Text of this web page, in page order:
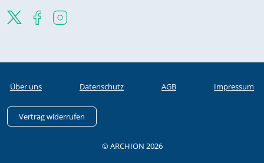
Über uns Datenschutz AGB Impressum
Vertrag widerrufen
© ARCHION 2026